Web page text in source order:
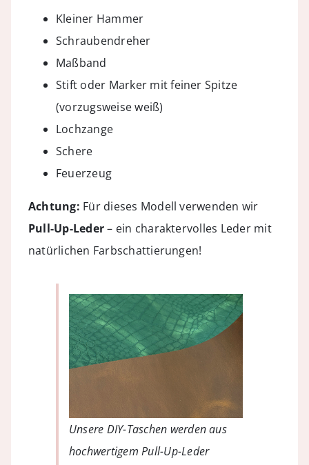
Kleiner Hammer
Schraubendreher
Maßband
Stift oder Marker mit feiner Spitze
(vorzugsweise weiß)
Lochzange
Schere
Feuerzeug
Achtung: Für dieses Modell verwenden wir
Pull-Up-Leder– ein charaktervolles Leder mit
natürlichen Farbschattierungen!
Unsere DIY-Taschen werden aus
hochwertigem Pull-Up-Leder